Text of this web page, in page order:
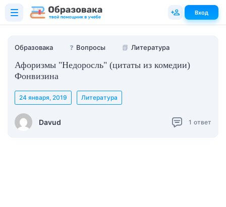
Образовака ❓ Вопросы 📗 Литература
Афоризмы "Недоросль" (цитаты из комедии)
Фонвизина
Davud
24 января, 2019 Литература
1 ответ
Вход